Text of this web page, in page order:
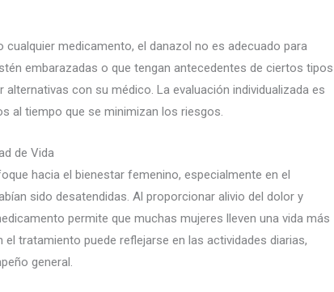
medicamento, el danazol no es adecuado para
embarazadas o que tengan antecedentes de ciertos tipos
con su médico. La evaluación individualizada es
al tiempo que se minimizan los riesgos.
de Vida
hacia el bienestar femenino, especialmente en el
sido desatendidas. Al proporcionar alivio del dolor y
permite que muchas mujeres lleven una vida más
tratamiento puede reflejarse en las actividades diarias,
general.